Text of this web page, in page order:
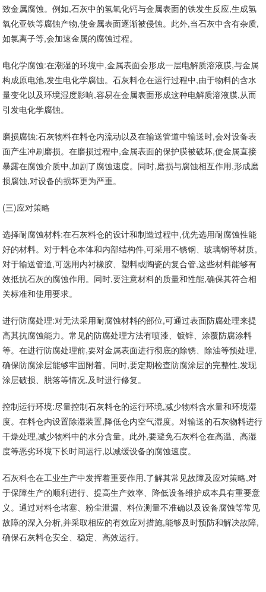
致金属腐蚀。例如,石灰中的氢氧化钙与金属表面的铁发生反应,生成氢
氧化亚铁等腐蚀产物,使金属表面逐渐被侵蚀。此外,当石灰中含有杂质,
如氯离子等,会加速金属的腐蚀过程。
电化学腐蚀:在潮湿的环境中,金属表面会形成一层电解质溶液膜,与金属
构成原电池,发生电化学腐蚀。石灰料仓在运行过程中,由于物料的含水
量变化以及环境湿度影响,容易在金属表面形成这种电解质溶液膜,从而
引发电化学腐蚀。
磨损腐蚀:石灰物料在料仓内流动以及在输送管道中输送时,会对设备表
面产生冲刷磨损。在磨损过程中,金属表面的保护膜被破坏,使金属直接
暴露在腐蚀介质中,加剧了腐蚀速度。同时,磨损与腐蚀相互作用,形成磨
损腐蚀,对设备的损坏更为严重。
(三)应对策略
选择耐腐蚀材料:在石灰料仓的设计和制造过程中,优先选用耐腐蚀性能
好的材料。对于料仓本体和内部结构件,可采用不锈钢、玻璃钢等材质。
对于输送管道,可选用内衬橡胶、塑料或陶瓷的复合管,这些材料能够有
效抵抗石灰的腐蚀作用。同时,要注意材料的质量和性能,确保其符合相
关标准和使用要求。
进行防腐处理:对无法采用耐腐蚀材料的部位,可通过表面防腐处理来提
高其抗腐蚀能力。常见的防腐处理方法有喷漆、镀锌、涂覆防腐涂料
等。在进行防腐处理前,要对金属表面进行彻底的除锈、除油等预处理,
确保防腐涂层能够牢固附着。同时,要定期检查防腐涂层的完整性,发现
涂层破损、脱落等情况,及时进行修复。
控制运行环境:尽量控制石灰料仓的运行环境,减少物料含水量和环境湿
度。在料仓内设置除湿装置,降低仓内空气湿度。对输送的石灰物料进行
干燥处理,减少物料中的水分含量。此外,要避免石灰料仓在高温、高湿
度等恶劣环境下长时间运行,以减缓设备的腐蚀速度。
石灰料仓在工业生产中发挥着重要作用,了解其常见故障及应对策略,对
于保障生产的顺利进行、提高生产效率、降低设备维护成本具有重要意
义。通过对料仓堵塞、粉尘泄漏、料位测量不准确以及设备腐蚀等常见
故障的深入分析,并采取相应的有效应对措施,能够及时预防和解决故障,
确保石灰料仓安全、稳定、高效运行。